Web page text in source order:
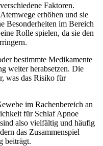
Faktoren.
erhöhen und sie
Besonderheiten im Bereich
Rolle spielen, da sie den
bestimmte Medikamente
weiter herabsetzen. Die
was das Risiko für
im Rachenbereich an
für Schlaf Apnoe
also vielfältig und häufig
das Zusammenspiel
beiträgt.